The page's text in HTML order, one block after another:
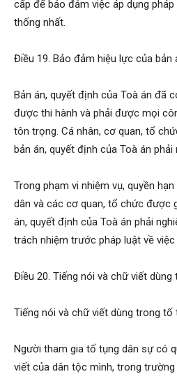
cấp để bảo đảm việc áp dụng
thống nhất.
Điều 19. Bảo đảm hiệu lực của bản
Bản án, quyết định của Toà án đã
được thi hành và phải được mọi
tôn trọng. Cá nhân, cơ quan, tổ
bản án, quyết định của Toà án
Trong phạm vi nhiệm vụ, quyền
dân và các cơ quan, tổ chức được
án, quyết định của Toà án phải
trách nhiệm trước pháp luật về
Điều 20. Tiếng nói và chữ viết
Tiếng nói và chữ viết dùng trong tố
Người tham gia tố tụng dân sự có
viết của dân tộc mình, trong